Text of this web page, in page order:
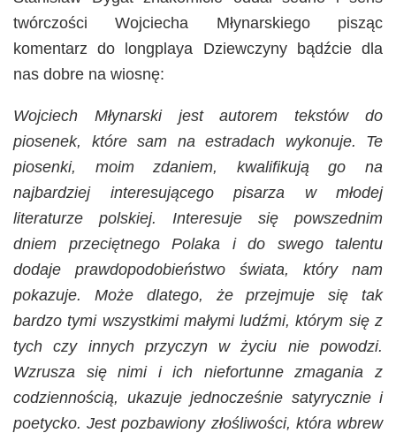
twórczości Wojciecha Młynarskiego pisząc
komentarz do longplaya Dziewczyny bądźcie dla
nas dobre na wiosnę:
Wojciech Młynarski jest autorem tekstów do
piosenek, które sam na estradach wykonuje. Te
piosenki, moim zdaniem, kwalifikują go na
najbardziej interesującego pisarza w młodej
literaturze polskiej. Interesuje się powszednim
dniem przeciętnego Polaka i do swego talentu
dodaje prawdopodobieństwo świata, który nam
pokazuje. Może dlatego, że przejmuje się tak
bardzo tymi wszystkimi małymi ludźmi, którym się z
tych czy innych przyczyn w życiu nie powodzi.
Wzrusza się nimi i ich niefortunne zmagania z
codziennością, ukazuje jednocześnie satyrycznie i
poetycko. Jest pozbawiony złośliwości, która wbrew